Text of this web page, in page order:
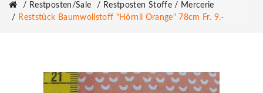
Restposten/Sale
Restposten Stoffe / Mercerie
Reststück Baumwollstoff "Hörnli Orange" 78cm Fr. 9.-